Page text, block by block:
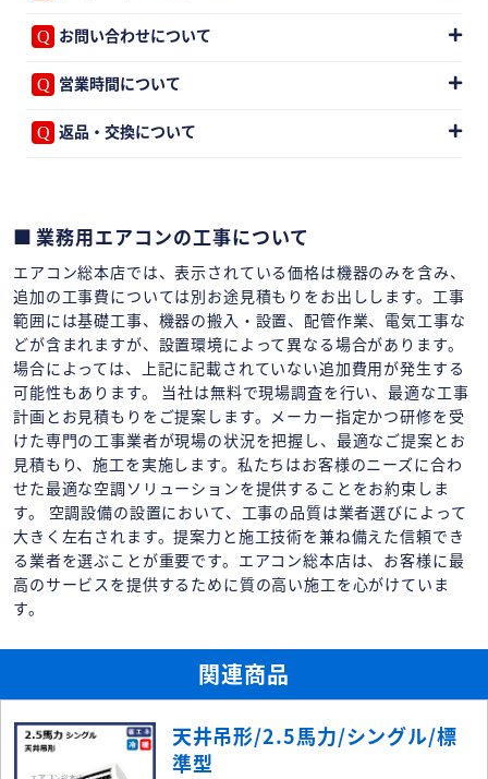
お問い合わせについて
営業時間について
返品・交換について
業務用エアコンの工事について
エアコン総本店では、表示されている価格は機器のみを含み、
追加の工事費については別お途見積もりをお出しします。工事
範囲には基礎工事、機器の搬入・設置、配管作業、電気工事な
どが含まれますが、設置環境によって異なる場合があります。
場合によっては、上記に記載されていない追加費用が発生する
可能性もあります。 当社は無料で現場調査を行い、最適な工事
計画とお見積もりをご提案します。メーカー指定かつ研修を受
けた専門の工事業者が現場の状況を把握し、最適なご提案とお
見積もり、施工を実施します。私たちはお客様のニーズに合わ
せた最適な空調ソリューションを提供することをお約束しま
す。 空調設備の設置において、工事の品質は業者選びによって
大きく左右されます。提案力と施工技術を兼ね備えた信頼でき
る業者を選ぶことが重要です。エアコン総本店は、お客様に最
高のサービスを提供するために質の高い施工を心がけていま
す。
関連商品
天井吊形/2.5馬力/シングル/標
準型